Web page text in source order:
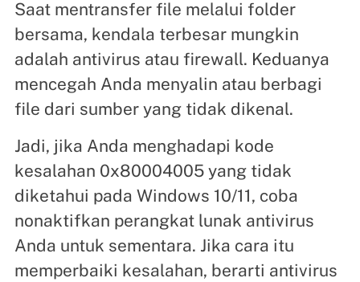
Saat mentransfer file melalui folder
bersama, kendala terbesar mungkin
adalah antivirus atau firewall. Keduanya
mencegah Anda menyalin atau berbagi
file dari sumber yang tidak dikenal.
Jadi, jika Anda menghadapi kode
kesalahan 0x80004005 yang tidak
diketahui pada Windows 10/11, coba
nonaktifkan perangkat lunak antivirus
Anda untuk sementara. Jika cara itu
memperbaiki kesalahan, berarti antivirus